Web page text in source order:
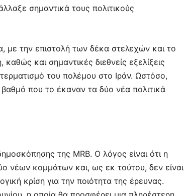
σημαντικά τους πολιτικούς
με την επιστολή των δέκα στελεχών και το
και σημαντικές διεθνείς εξελίξεις
του πολέμου στο Ιράν. Ωστόσο,
που το έκαναν τα δύο νέα πολιτικά
της MRB. Ο λόγος είναι ότι η
νέων κομμάτων και, ως εκ τούτου, δεν είναι
κρίση για την ποιότητα της έρευνας.